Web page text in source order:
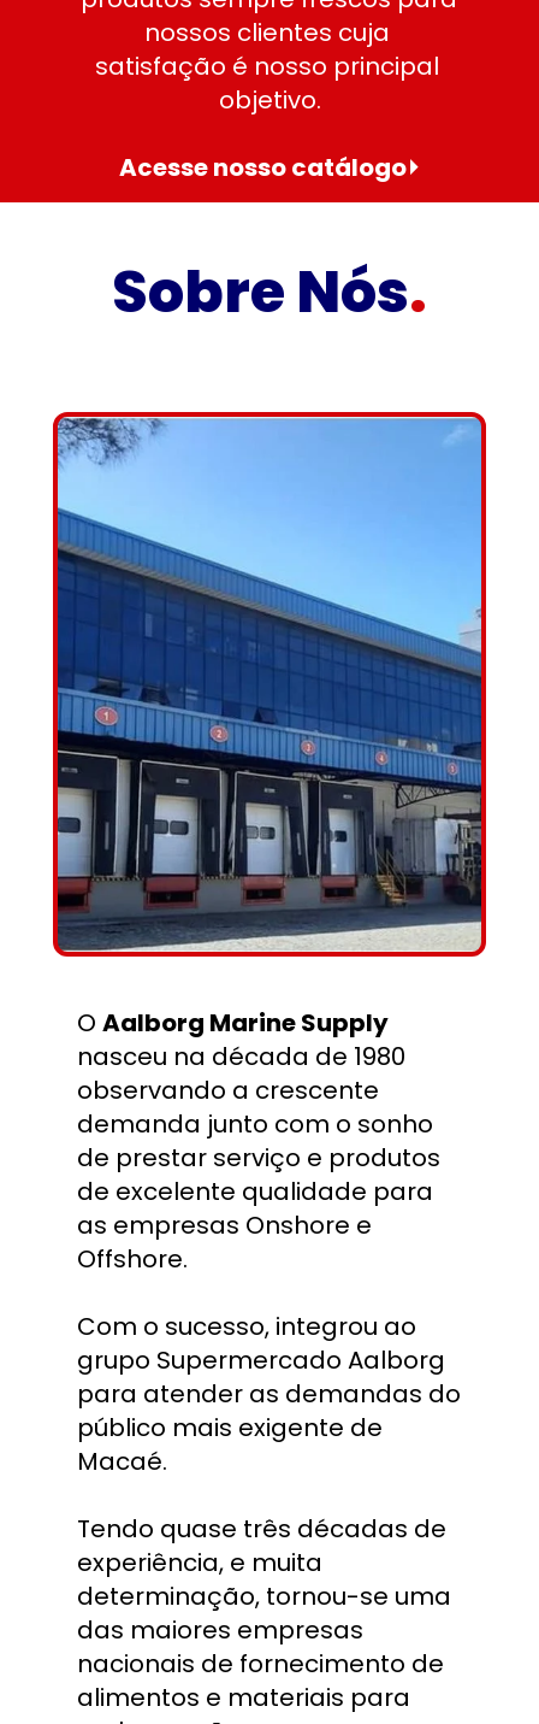
nossos clientes cuja
satisfação é nosso principal
objetivo.
Acesse nosso catálogo⏵
Sobre Nós.
O Aalborg Marine Supply
nasceu na década de 1980
observando a crescente
demanda junto com o sonho
de prestar serviço e produtos
de excelente qualidade para
as empresas Onshore e
Offshore.
Com o sucesso, integrou ao
grupo Supermercado Aalborg
para atender as demandas do
público mais exigente de
Macaé.
Tendo quase três décadas de
experiência, e muita
determinação, tornou-se uma
das maiores empresas
nacionais de fornecimento de
alimentos e materiais para